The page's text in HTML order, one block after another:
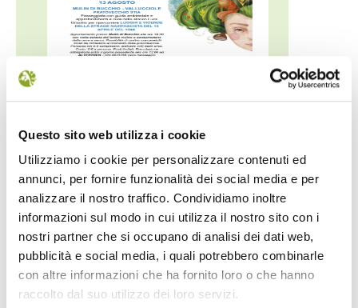
Questo sito web utilizza i cookie
Utilizziamo i cookie per personalizzare contenuti ed
annunci, per fornire funzionalità dei social media e per
analizzare il nostro traffico. Condividiamo inoltre
informazioni sul modo in cui utilizza il nostro sito con i
nostri partner che si occupano di analisi dei dati web,
pubblicità e social media, i quali potrebbero combinarle
con altre informazioni che ha fornito loro o che hanno
raccolto dal suo utilizzo dei loro servizi.
IL FUTURO DELLA
MEMORIA
UN FESTIVAL DIFFUSOper
scoprire/coltivare/lo
percorre
1 2 3 4 5 6